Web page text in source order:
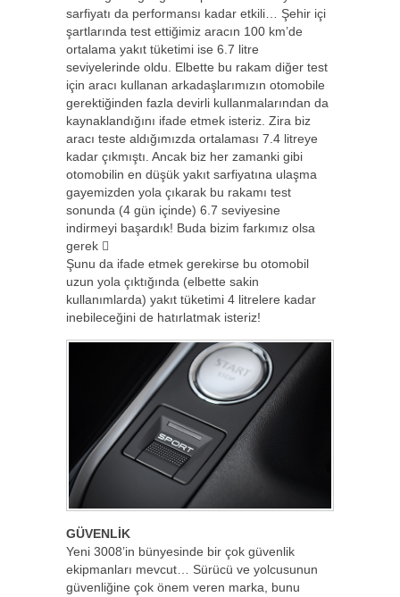
sarfiyatı da performansı kadar etkili… Şehir içi
şartlarında test ettiğimiz aracın 100 km’de
ortalama yakıt tüketimi ise 6.7 litre
seviyelerinde oldu. Elbette bu rakam diğer test
için aracı kullanan arkadaşlarımızın otomobile
gerektiğinden fazla devirli kullanmalarından da
kaynaklandığını ifade etmek isteriz. Zira biz
aracı teste aldığımızda ortalaması 7.4 litreye
kadar çıkmıştı. Ancak biz her zamanki gibi
otomobilin en düşük yakıt sarfiyatına ulaşma
gayemizden yola çıkarak bu rakamı test
sonunda (4 gün içinde) 6.7 seviyesine
indirmeyi başardık! Buda bizim farkımız olsa
gerek 
Şunu da ifade etmek gerekirse bu otomobil
uzun yola çıktığında (elbette sakin
kullanımlarda) yakıt tüketimi 4 litrelere kadar
inebileceğini de hatırlatmak isteriz!
GÜVENLİK
Yeni 3008’in bünyesinde bir çok güvenlik
ekipmanları mevcut… Sürücü ve yolcusunun
güvenliğine çok önem veren marka, bunu